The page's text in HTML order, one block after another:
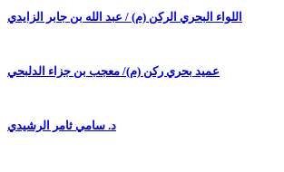
اللواء البحري الركن (م) / عبد الله بن جابر الزايدي
عميد بحري ركن (م)/ معجب بن جزاء الدلبحي
د. سامي ثامر الرشيدي